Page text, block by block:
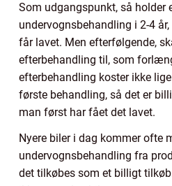
Som udgangspunkt, så holder
undervognsbehandling i 2-4
får lavet. Men efterfølgende,
efterbehandling til, som
efterbehandling koster ikke
første behandling, så det er
man først har fået det lavet.
Nyere biler i dag kommer ofte
undervognsbehandling fra
det tilkøbes som et billigt